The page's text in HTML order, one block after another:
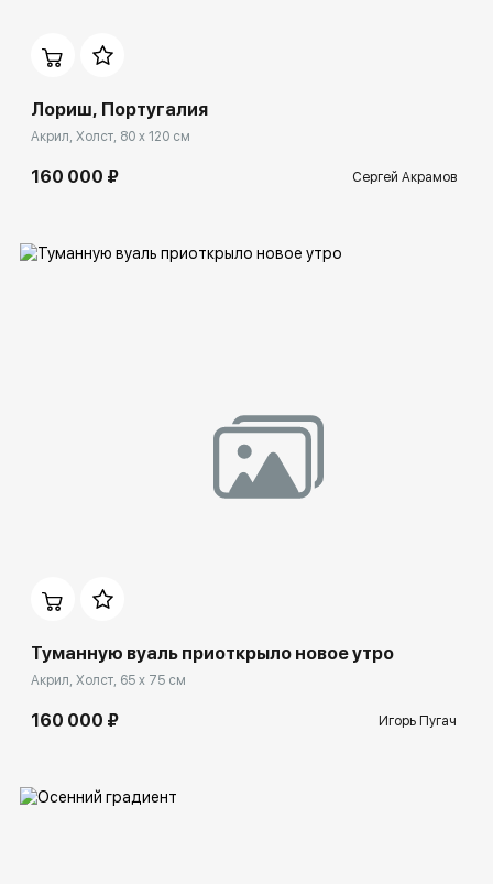
Лориш, Португалия
Акрил, Холст, 80 x 120 см
160 000 ₽ Сергей Акрамов
Туманную вуаль приоткрыло новое утро
Акрил, Холст, 65 x 75 см
160 000 ₽ Игорь Пугач